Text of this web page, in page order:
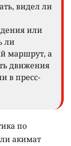
видел ли
или
ли
маршрут, а
движения
в пресс-
по
акимат